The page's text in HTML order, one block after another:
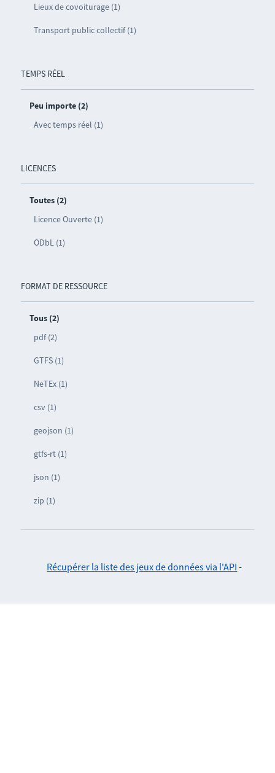
Lieux de covoiturage (1)
Transport public collectif (1)
TEMPS RÉEL
Peu importe (2)
Avec temps réel (1)
LICENCES
Toutes (2)
Licence Ouverte (1)
ODbL (1)
FORMAT DE RESSOURCE
Tous (2)
pdf (2)
GTFS (1)
NeTEx (1)
csv (1)
geojson (1)
gtfs-rt (1)
json (1)
zip (1)
Récupérer la liste des jeux de données via l'API -